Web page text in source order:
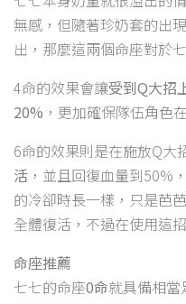
無感，但隨著珍奶套的出
出，那麼這兩個命座對於
4命的效果會讓受到Q大招
20% ，更加確保隊伍角色
6命的效果則是在施放Q大
活 ，並且回復血量到50%
的冷卻時長一樣，只是芭
全體復活，不過在使用這
命座推薦
七七的命座0命就具備相當